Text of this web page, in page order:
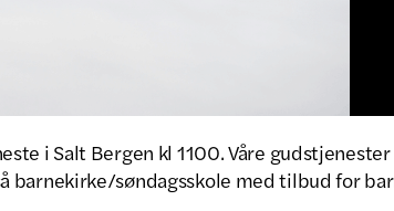
i Salt Bergen kl 1100. Våre
barnekirke/søndagsskole med tilbud for